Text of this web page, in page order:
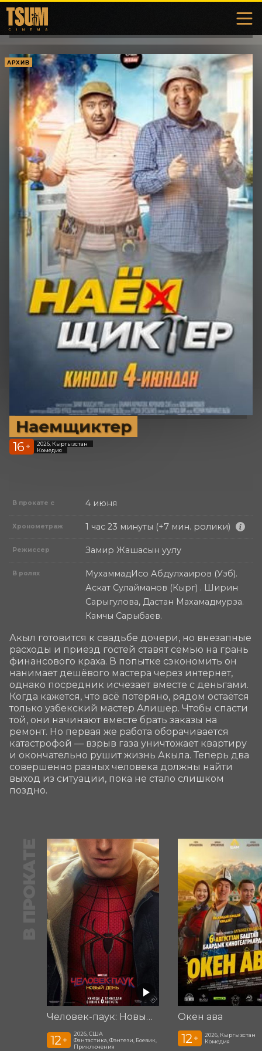
АРХИВ
Наемщиктер
16 +
2026, Кыргызстан
Комедия
В прокате с 4 июня
Хронометраж 1 час 23 минуты (+7 мин. ролики)
Режиссер Замир Жашасын уулу
В ролях
МухаммадИсо Абдулхаиров (Узб).
Аскат Сулайманов (Кырг) . Ширин
Сарыгулова, Дастан Махамадмурза.
Камчы Сарыбаев.
Акыл готовится к свадьбе дочери, но внезапные
расходы и приезд гостей ставят семью на грань
финансового краха. В попытке сэкономить он
нанимает дешёвого мастера через интернет,
однако посредник исчезает вместе с деньгами.
Когда кажется, что всё потеряно, рядом остаётся
только узбекский мастер Алишер. Чтобы спасти
той, они начинают вместе брать заказы на
ремонт. Но первая же работа оборачивается
катастрофой — взрыв газа уничтожает квартиру
и окончательно рушит жизнь Акыла. Теперь два
совершенно разных человека должны найти
выход из ситуации, пока не стало слишком
поздно.
В ПРОКАТЕ
Человек-паук: Новый день
12 +
2026, США
Фантастика, Фэнтези, Боевик,
Приключения
Окен ава
12 +
2026, Кыргызстан
Комедия